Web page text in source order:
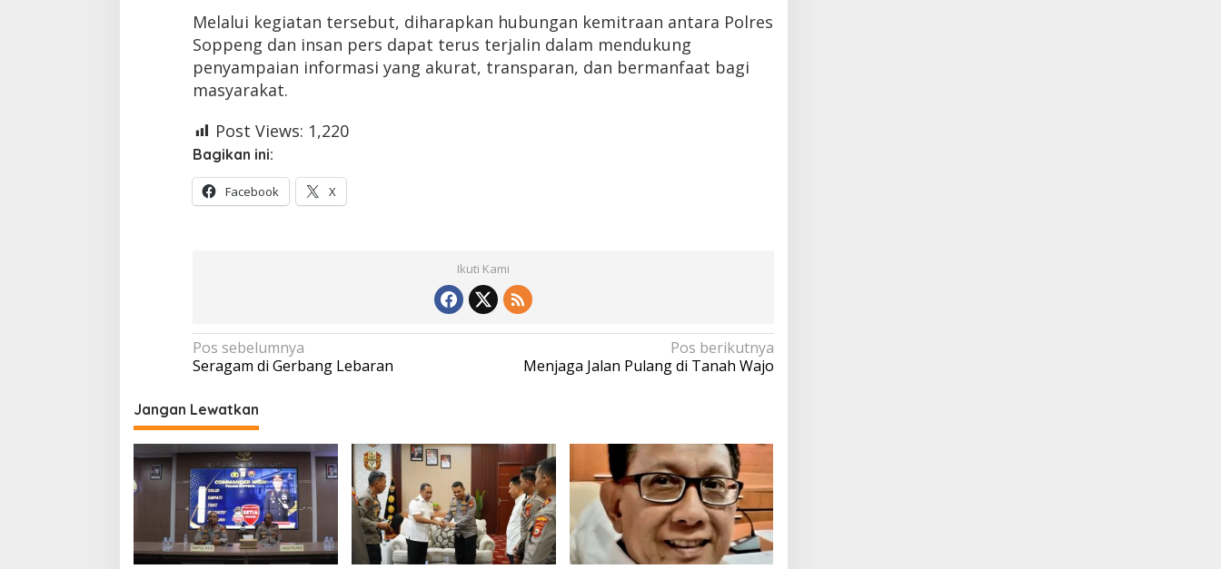
Melalui kegiatan tersebut, diharapkan hubungan kemitraan antara Polres
Soppeng dan insan pers dapat terus terjalin dalam mendukung
penyampaian informasi yang akurat, transparan, dan bermanfaat bagi
masyarakat.
Post Views: 1,220
Bagikan ini:
Facebook X
Ikuti Kami
Navigasi
pos
Pos sebelumnya
Seragam di Gerbang Lebaran
Pos berikutnya
Menjaga Jalan Pulang di Tanah Wajo
Jangan Lewatkan